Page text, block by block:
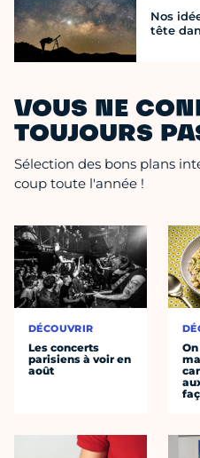
Nos
tête
VOUS NE
TOUJOURS
Sélection des bons plans
coup toute l'année !
DÉCOUVRIR
Les concerts
parisiens à voir en
août